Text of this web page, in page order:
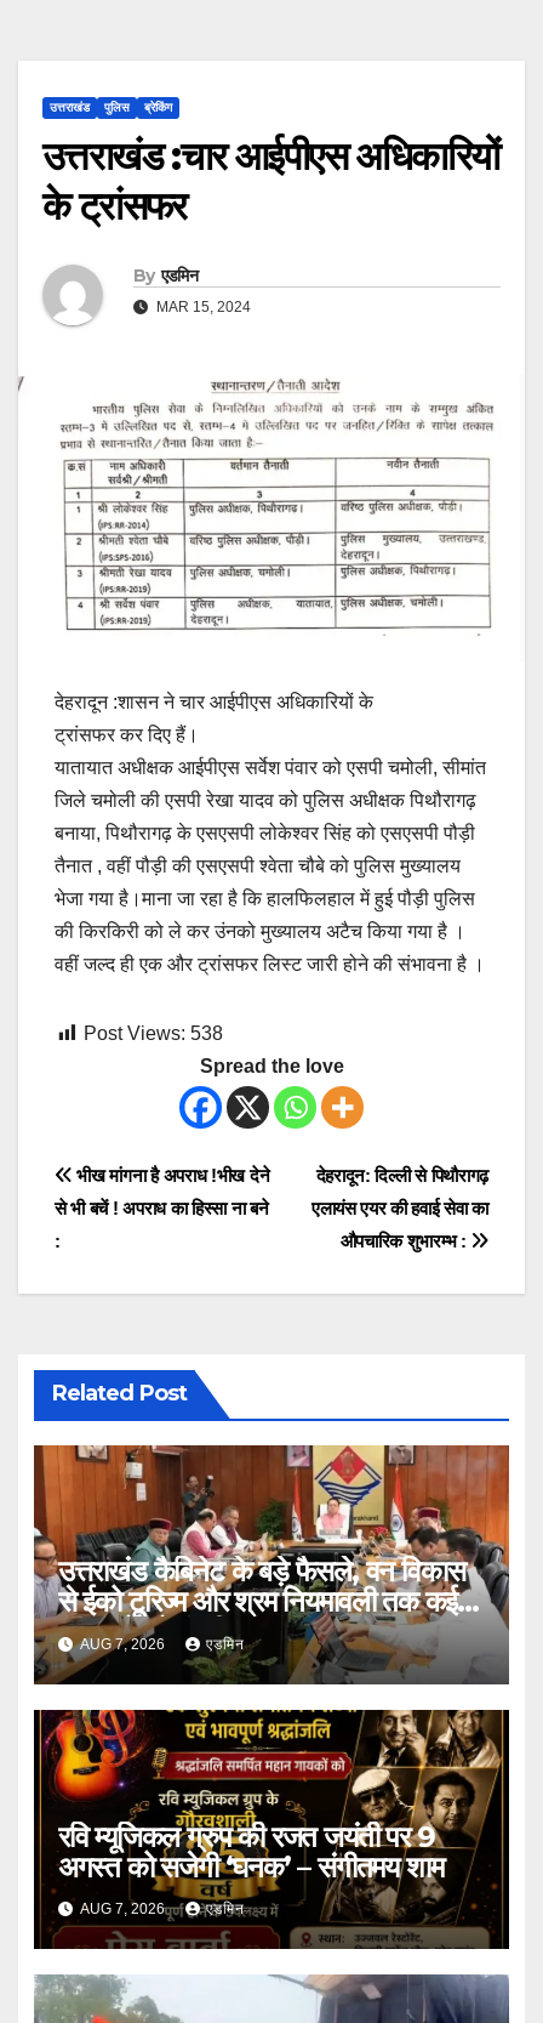
उत्तराखंड पुलिस ब्रेकिंग
उत्तराखंड :चार आईपीएस अधिकारियों
के ट्रांसफर
By एडमिन
MAR 15, 2024
देहरादून :शासन ने चार आईपीएस अधिकारियों के
ट्रांसफर कर दिए हैं।
यातायात अधीक्षक आईपीएस सर्वेश पंवार को एसपी चमोली, सीमांत
जिले चमोली की एसपी रेखा यादव को पुलिस अधीक्षक पिथौरागढ़
बनाया, पिथौरागढ़ के एसएसपी लोकेश्वर सिंह को एसएसपी पौड़ी
तैनात , वहीं पौड़ी की एसएसपी श्वेता चौबे को पुलिस मुख्यालय
भेजा गया है।माना जा रहा है कि हालफिलहाल में हुई पौड़ी पुलिस
की किरकिरी को ले कर उंनको मुख्यालय अटैच किया गया है ।
वहीं जल्द ही एक और ट्रांसफर लिस्ट जारी होने की संभावना है ।
Post Views: 538
Spread the love
Post
navigation
देहरादून: दिल्ली से पिथौरागढ़
एलायंस एयर की हवाई सेवा का
औपचारिक शुभारम्भ :
भीख मांगना है अपराध !भीख देने
से भी बचें ! अपराध का हिस्सा ना बने
:
Related Post
उत्तराखंड कैबिनेट के बड़े फैसले, वन विकास
से ईको टूरिज्म और श्रम नियमावली तक कई
प्रस्तावों को मंजूरी
AUG 7, 2026 एडमिन
रवि म्यूजिकल ग्रुप की रजत जयंती पर 9
अगस्त को सजेगी ‘घनक’ – संगीतमय शाम
AUG 7, 2026 एडमिन